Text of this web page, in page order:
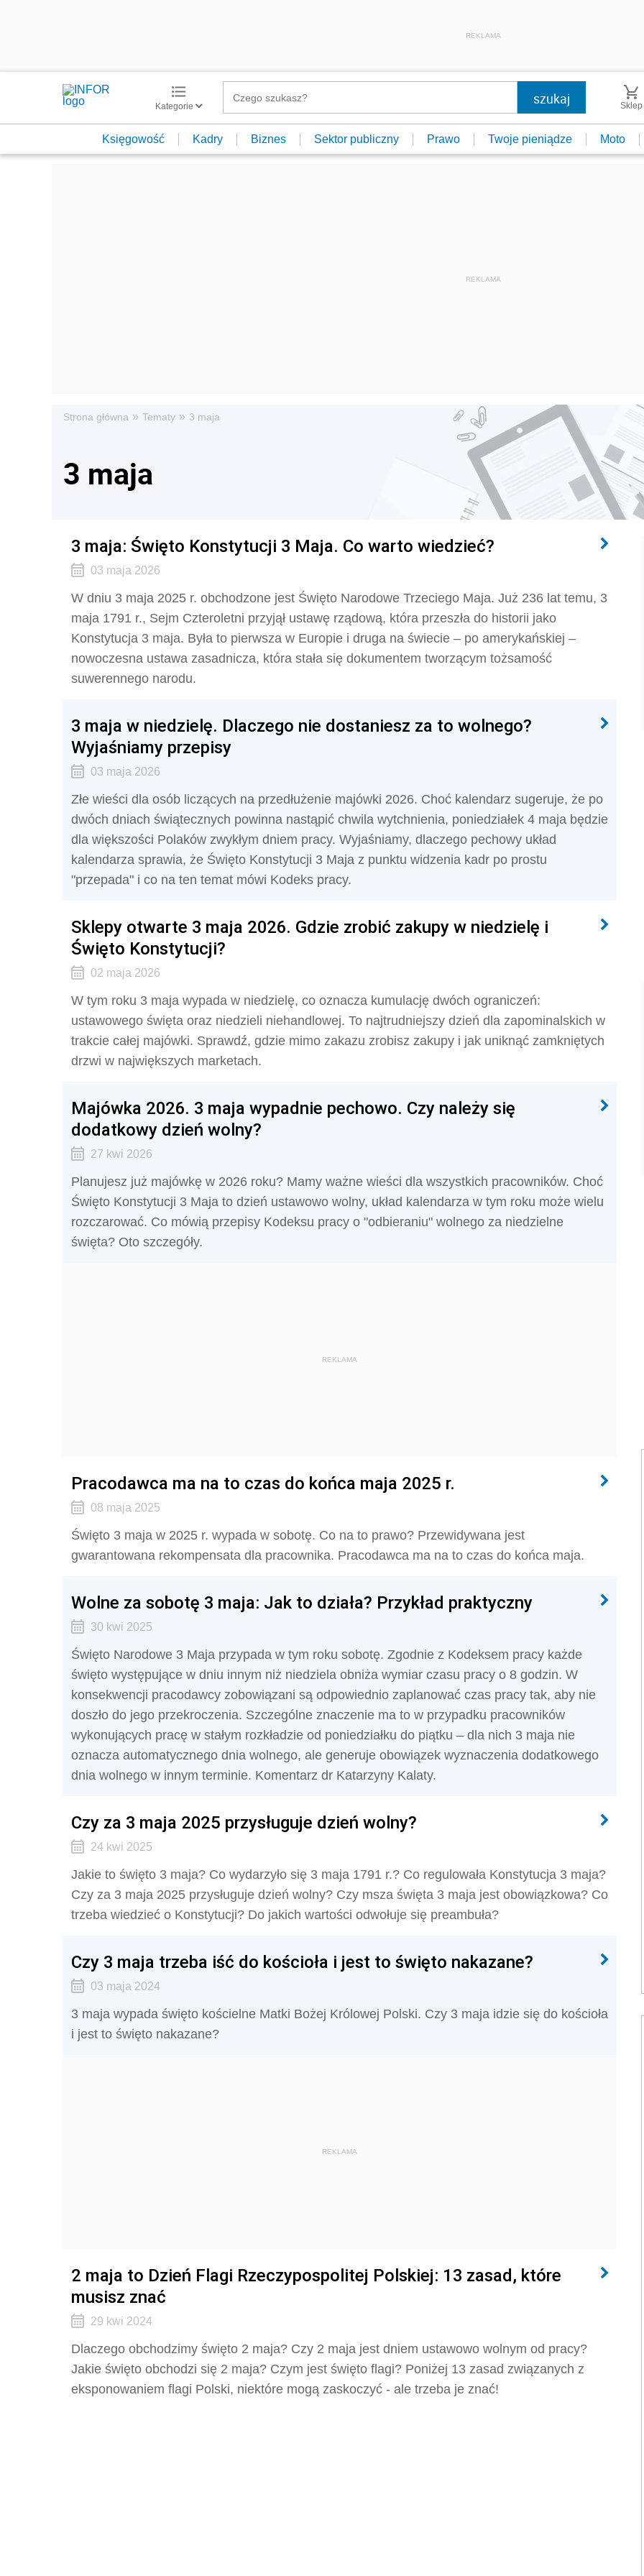
REKLAMA
Kategorie Sklep
Księgowość Kadry Biznes Sektor publiczny Prawo Twoje pieniądze Moto
Strona główna » Tematy » 3 maja
3 maja
3 maja: Święto Konstytucji 3 Maja. Co warto wiedzieć?
03 maja 2026
W dniu 3 maja 2025 r. obchodzone jest Święto Narodowe Trzeciego Maja. Już 236 lat temu, 3
maja 1791 r., Sejm Czteroletni przyjął ustawę rządową, która przeszła do historii jako
Konstytucja 3 maja. Była to pierwsza w Europie i druga na świecie – po amerykańskiej –
nowoczesna ustawa zasadnicza, która stała się dokumentem tworzącym tożsamość
suwerennego narodu.
3 maja w niedzielę. Dlaczego nie dostaniesz za to wolnego?
Wyjaśniamy przepisy
03 maja 2026
Złe wieści dla osób liczących na przedłużenie majówki 2026. Choć kalendarz sugeruje, że po
dwóch dniach świątecznych powinna nastąpić chwila wytchnienia, poniedziałek 4 maja będzie
dla większości Polaków zwykłym dniem pracy. Wyjaśniamy, dlaczego pechowy układ
kalendarza sprawia, że Święto Konstytucji 3 Maja z punktu widzenia kadr po prostu
"przepada" i co na ten temat mówi Kodeks pracy.
Sklepy otwarte 3 maja 2026. Gdzie zrobić zakupy w niedzielę i
Święto Konstytucji?
02 maja 2026
W tym roku 3 maja wypada w niedzielę, co oznacza kumulację dwóch ograniczeń:
ustawowego święta oraz niedzieli niehandlowej. To najtrudniejszy dzień dla zapominalskich w
trakcie całej majówki. Sprawdź, gdzie mimo zakazu zrobisz zakupy i jak uniknąć zamkniętych
drzwi w największych marketach.
Majówka 2026. 3 maja wypadnie pechowo. Czy należy się
dodatkowy dzień wolny?
27 kwi 2026
Planujesz już majówkę w 2026 roku? Mamy ważne wieści dla wszystkich pracowników. Choć
Święto Konstytucji 3 Maja to dzień ustawowo wolny, układ kalendarza w tym roku może wielu
rozczarować. Co mówią przepisy Kodeksu pracy o "odbieraniu" wolnego za niedzielne
święta? Oto szczegóły.
REKLAMA
Pracodawca ma na to czas do końca maja 2025 r.
08 maja 2025
Święto 3 maja w 2025 r. wypada w sobotę. Co na to prawo? Przewidywana jest
gwarantowana rekompensata dla pracownika. Pracodawca ma na to czas do końca maja.
Wolne za sobotę 3 maja: Jak to działa? Przykład praktyczny
30 kwi 2025
Święto Narodowe 3 Maja przypada w tym roku sobotę. Zgodnie z Kodeksem pracy każde
święto występujące w dniu innym niż niedziela obniża wymiar czasu pracy o 8 godzin. W
konsekwencji pracodawcy zobowiązani są odpowiednio zaplanować czas pracy tak, aby nie
doszło do jego przekroczenia. Szczególne znaczenie ma to w przypadku pracowników
wykonujących pracę w stałym rozkładzie od poniedziałku do piątku – dla nich 3 maja nie
oznacza automatycznego dnia wolnego, ale generuje obowiązek wyznaczenia dodatkowego
dnia wolnego w innym terminie. Komentarz dr Katarzyny Kalaty.
Czy za 3 maja 2025 przysługuje dzień wolny?
24 kwi 2025
Jakie to święto 3 maja? Co wydarzyło się 3 maja 1791 r.? Co regulowała Konstytucja 3 maja?
Czy za 3 maja 2025 przysługuje dzień wolny? Czy msza święta 3 maja jest obowiązkowa? Co
trzeba wiedzieć o Konstytucji? Do jakich wartości odwołuje się preambuła?
Czy 3 maja trzeba iść do kościoła i jest to święto nakazane?
03 maja 2024
3 maja wypada święto kościelne Matki Bożej Królowej Polski. Czy 3 maja idzie się do kościoła
i jest to święto nakazane?
REKLAMA
2 maja to Dzień Flagi Rzeczypospolitej Polskiej: 13 zasad, które
musisz znać
29 kwi 2024
Dlaczego obchodzimy święto 2 maja? Czy 2 maja jest dniem ustawowo wolnym od pracy?
Jakie święto obchodzi się 2 maja? Czym jest święto flagi? Poniżej 13 zasad związanych z
eksponowaniem flagi Polski, niektóre mogą zaskoczyć - ale trzeba je znać!